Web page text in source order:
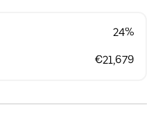
24%
€21,679